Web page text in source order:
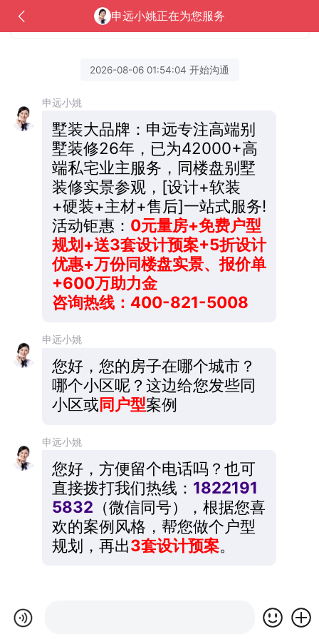
申远小姚正在为您服务
咨询热线：400-821-5008
2026-08-06 01:54:04 开始沟通
申远小姚
墅装大品牌：申远专注高端别
墅装修26年，已为42000+高
端私宅业主服务，同楼盘别墅
装修实景参观，[设计+软装
+硬装+主材+售后]一站式服务!
活动钜惠： 0元量房+免费户型
规划+送3套设计预案+5折设计
优惠+万份同楼盘实景、报价单
+600万助力金
咨询热线：400-821-5008
申远小姚
您好，您的房子在哪个城市？
哪个小区呢？这边给您发些同
小区或同户型案例
申远小姚
您好，方便留个电话吗？也可
直接拨打我们热线： 1822191
5832 （微信同号），根据您喜
欢的案例风格，帮您做个户型
规划，再出3套设计预案。